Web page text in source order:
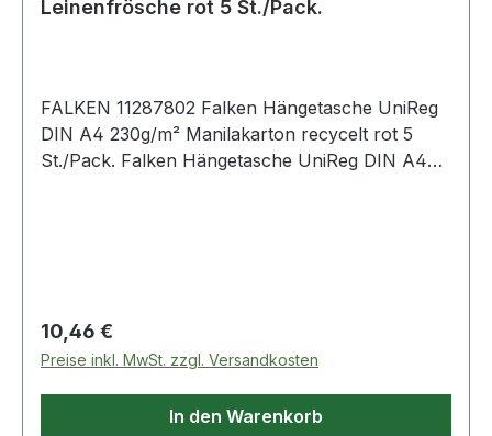
Leinenfrösche rot 5 St./Pack.
FALKEN 11287802 Falken Hängetasche UniReg
DIN A4 230g/m² Manilakarton recycelt rot 5
St./Pack. Falken Hängetasche UniReg DIN A4
Regulärer Preis:
10,46 €
Preise inkl. MwSt. zzgl. Versandkosten
In den Warenkorb